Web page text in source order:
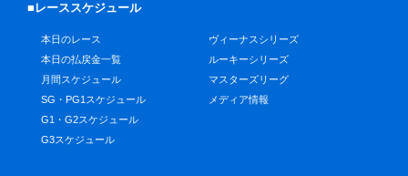
■レーススケジュール
本日のレース
本日の払戻金一覧
月間スケジュール
SG・PG1スケジュール
G1・G2スケジュール
G3スケジュール
ヴィーナスシリーズ
ルーキーシリーズ
マスターズリーグ
メディア情報